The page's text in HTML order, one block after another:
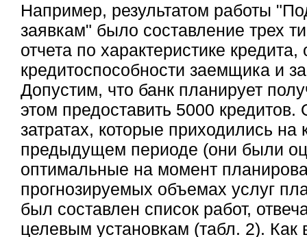
Например, результатом работы
заявкам" было составление трех
отчета по характеристике кредита,
кредитоспособности заемщика и
Допустим, что банк планирует
этом предоставить 5000
затратах, которые приходились
предыдущем периоде (они были
оптимальные на момент
прогнозируемых объемах услуг
был составлен список работ,
целевым установкам (табл. 2). Как